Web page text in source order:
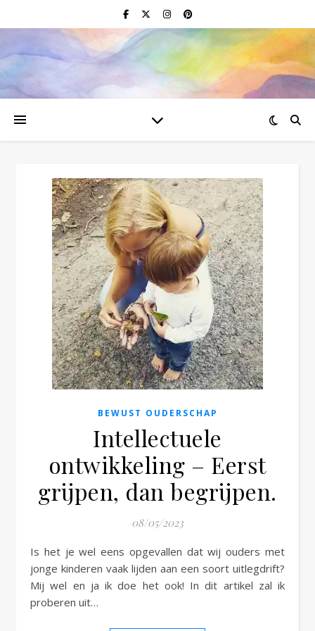
BEWUST OUDERSCHAP
Intellectuele
ontwikkeling – Eerst
grijpen, dan begrijpen.
08/05/2023
Is het je wel eens opgevallen dat wij ouders met
jonge kinderen vaak lijden aan een soort uitlegdrift?
Mij wel en ja ik doe het ook! In dit artikel zal ik
proberen uit…